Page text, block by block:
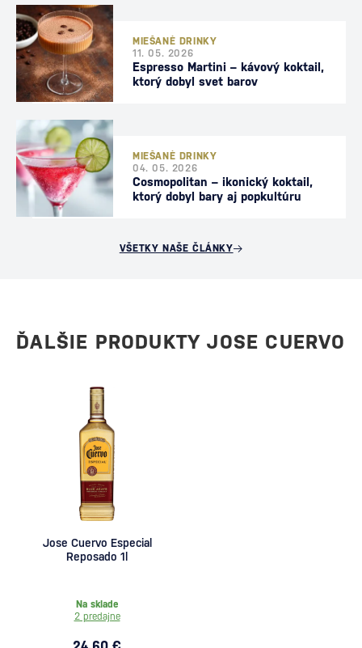
MIEŠANÉ DRINKY
11. 05. 2026
Espresso Martini – kávový koktail,
ktorý dobyl svet barov
MIEŠANÉ DRINKY
04. 05. 2026
Cosmopolitan – ikonický koktail,
ktorý dobyl bary aj popkultúru
VŠETKY NAŠE ČLÁNKY
ĎALŠIE PRODUKTY JOSE CUERVO
Jose Cuervo Especial
Reposado 1l
Na sklade
2 predajne